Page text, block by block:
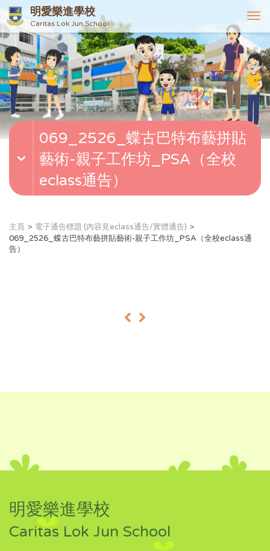
明愛樂進學校
Caritas Lok Jun School
T
o
g
g
l
e
n
v
i
069_2526_蝶古巴特布藝拼貼
藝術-親子工作坊_PSA（全校
eclass通告）
主頁
電子通告標題 (內容見eclass通告/實體通告)
069_2526_蝶古巴特布藝拼貼藝術-親子工作坊_PSA（全校eclass通
告）
« »
明愛樂進學校
Caritas Lok Jun School